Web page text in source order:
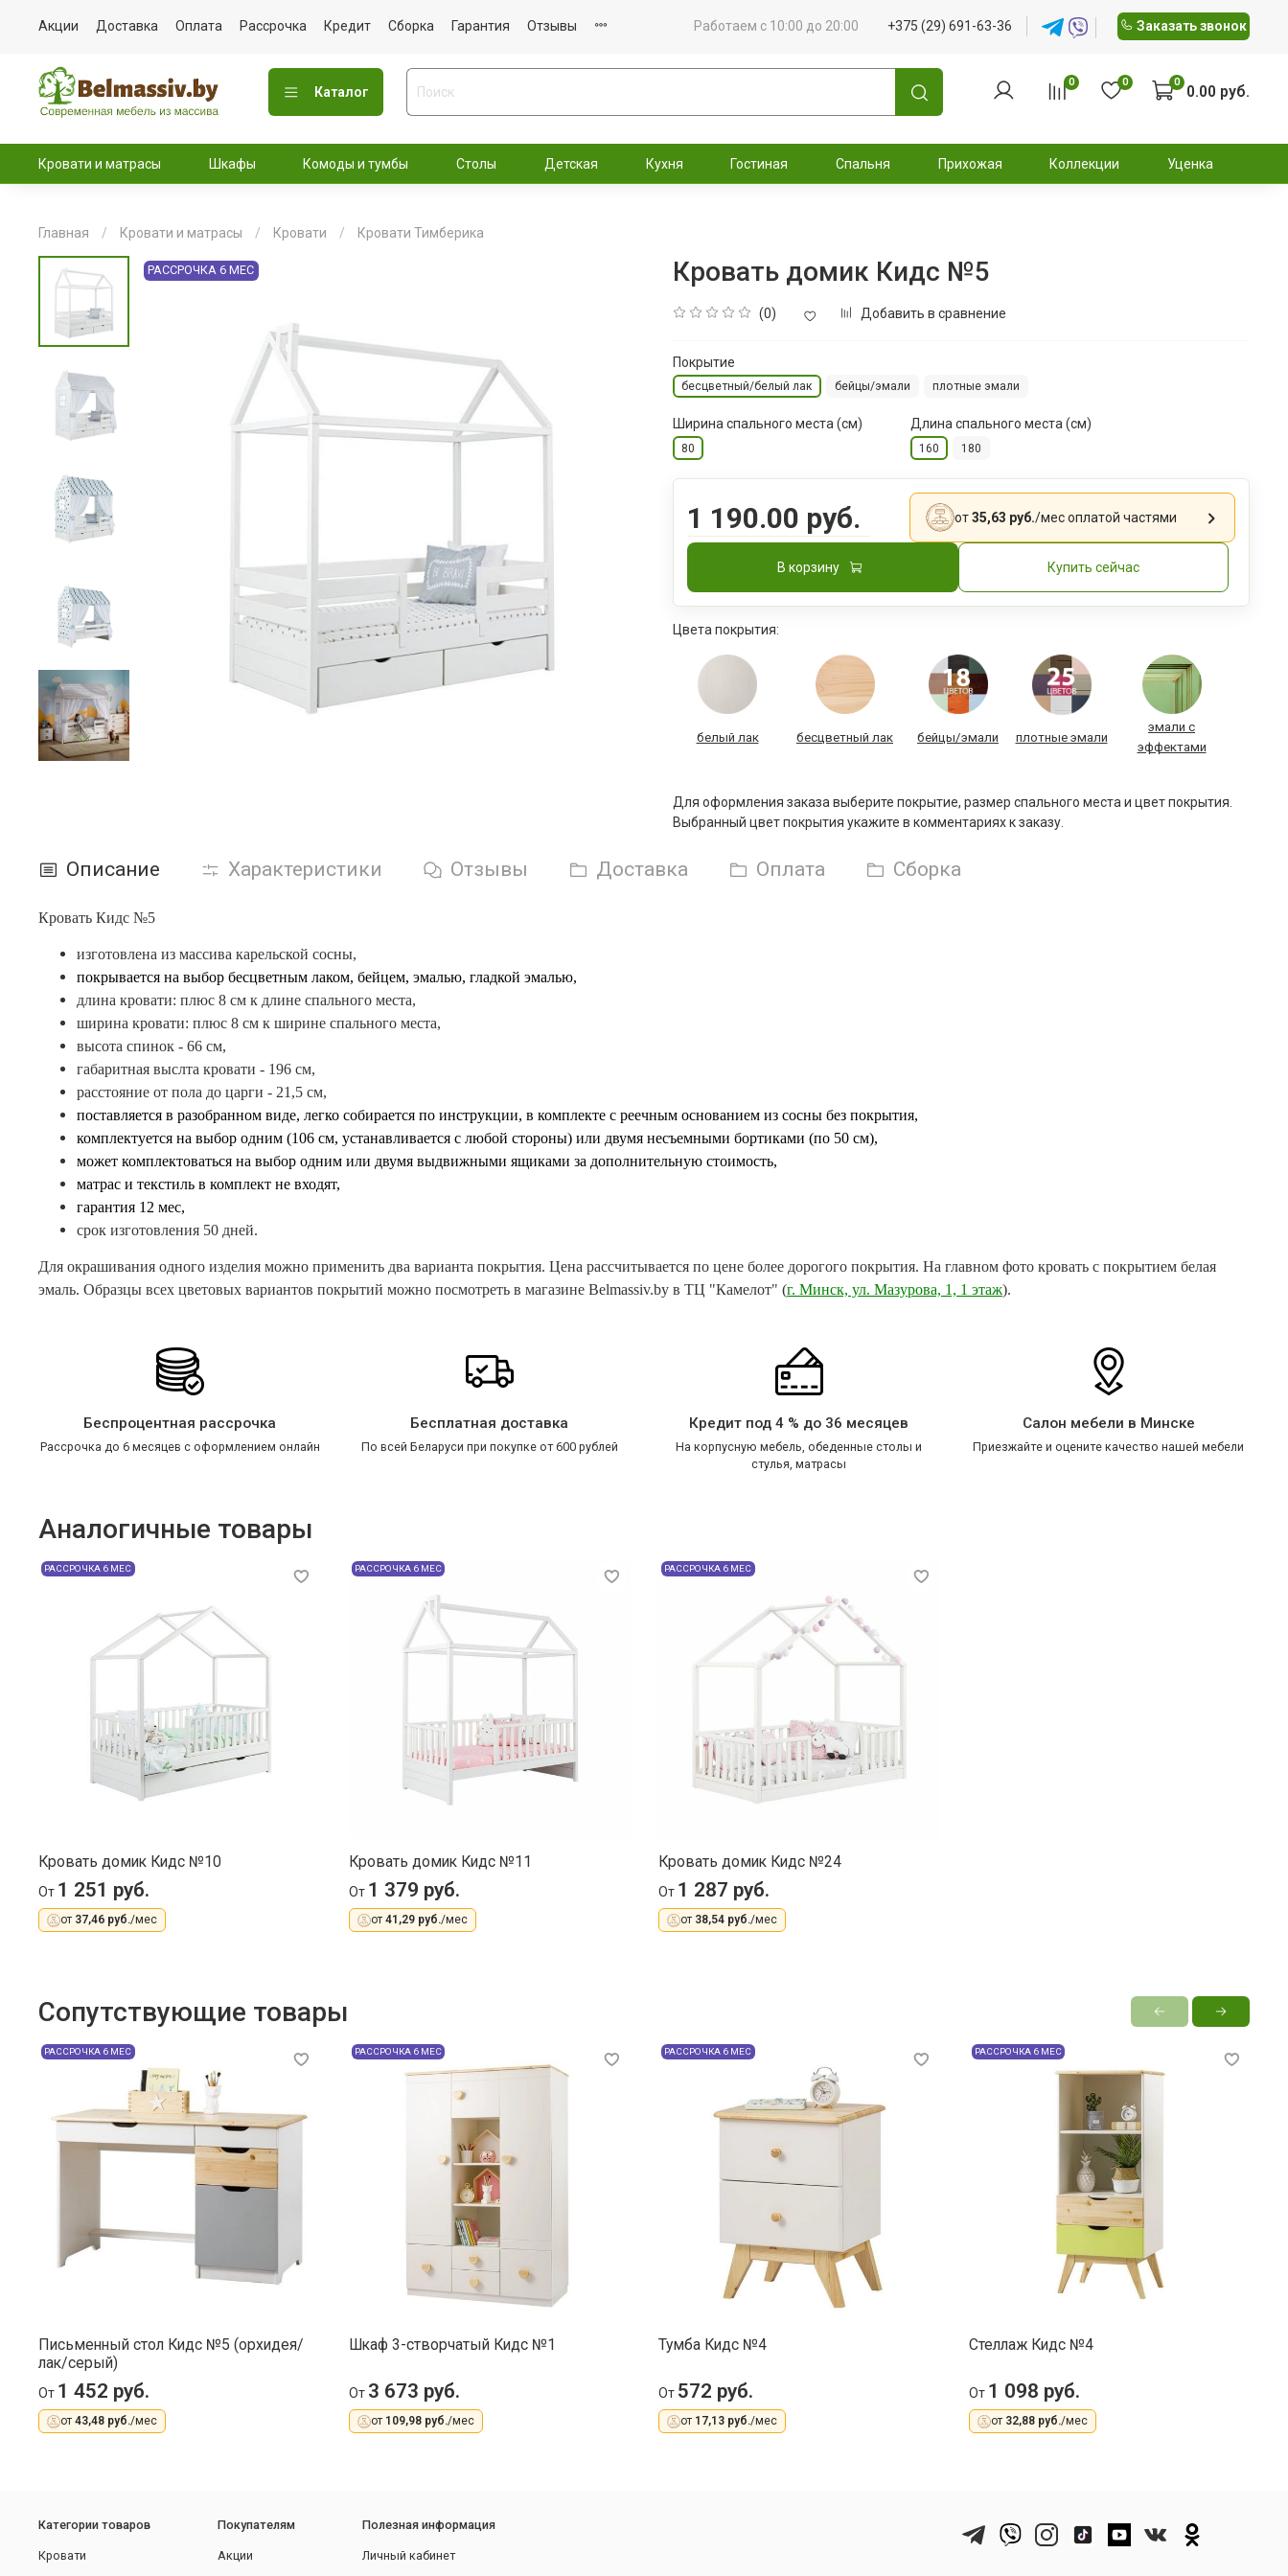
Акции Доставка Оплата Рассрочка Кредит Сборка Гарантия Отзывы Работаем с 10:00 до 20:00 +375 (29) 691-63-36 Заказать звонок
Каталог
0 0 0 0.00 руб.
Кровати и матрасы Шкафы Комоды и тумбы Столы Детская Кухня Гостиная Спальня Прихожая Коллекции Уценка
Главная Кровати и матрасы Кровати Кровати Тимберика
РАССРОЧКА 6 МЕС Кровать домик Кидс №5
(0) Добавить в сравнение
Покрытие
бесцветный/белый лак бейцы/эмали плотные эмали
Ширина спального места (см)
80
Длина спального места (см)
160 180
1 190.00 руб. от35,63 руб./месоплатой частями
В корзину Купить сейчас
Цвета покрытия:
белый лак бесцветный лак бейцы/эмали плотные эмали
эмали с
эффектами
Для оформления заказа выберите покрытие, размер спального места и цвет покрытия.
Выбранный цвет покрытия укажите в комментариях к заказу.
Описание Характеристики Отзывы Доставка Оплата Сборка
Кровать Кидс №5
изготовлена из массива карельской сосны,
покрывается на выбор бесцветным лаком, бейцем, эмалью, гладкой эмалью,
длина кровати: плюс 8 см к длине спального места,
ширина кровати: плюс 8 см к ширине спального места,
высота спинок - 66 см,
габаритная выслта кровати - 196 см,
расстояние от пола до царги - 21,5 см,
поставляется в разобранном виде, легко собирается по инструкции, в комплекте с реечным основанием из сосны без покрытия,
комплектуется на выбор одним (106 см, устанавливается с любой стороны) или двумя несъемными бортиками (по 50 см),
может комплектоваться на выбор одним или двумя выдвижными ящиками за дополнительную стоимость,
матрас и текстиль в комплект не входят,
гарантия 12 мес,
срок изготовления 50 дней.
Для окрашивания одного изделия можно применить два варианта покрытия. Цена рассчитывается по цене более дорогого покрытия. На главном фото кровать с покрытием белая
эмаль. Образцы всех цветовых вариантов покрытий можно посмотреть в магазине Belmassiv.by в ТЦ "Камелот" (г. Минск, ул. Мазурова, 1, 1 этаж).
Беспроцентная рассрочка
Рассрочка до 6 месяцев с оформлением онлайн
Бесплатная доставка
По всей Беларуси при покупке от 600 рублей
Кредит под 4 % до 36 месяцев
На корпусную мебель, обеденные столы и
стулья, матрасы
Салон мебели в Минске
Приезжайте и оцените качество нашей мебели
Аналогичные товары
РАССРОЧКА 6 МЕС
Кровать домик Кидс №10
От 1 251 руб.
от 37,46 руб./мес
РАССРОЧКА 6 МЕС
Кровать домик Кидс №11
От 1 379 руб.
от 41,29 руб./мес
РАССРОЧКА 6 МЕС
Кровать домик Кидс №24
От 1 287 руб.
от 38,54 руб./мес
Сопутствующие товары
РАССРОЧКА 6 МЕС
Письменный стол Кидс №5 (орхидея/
лак/серый)
От 1 452 руб.
от 43,48 руб./мес
РАССРОЧКА 6 МЕС
Шкаф 3-створчатый Кидс №1
От 3 673 руб.
от 109,98 руб./мес
РАССРОЧКА 6 МЕС
Тумба Кидс №4
От 572 руб.
от 17,13 руб./мес
РАССРОЧКА 6 МЕС
Стеллаж Кидс №4
От 1 098 руб.
от 32,88 руб./мес
Категории товаров
Кровати
Покупателям
Акции
Полезная информация
Личный кабинет